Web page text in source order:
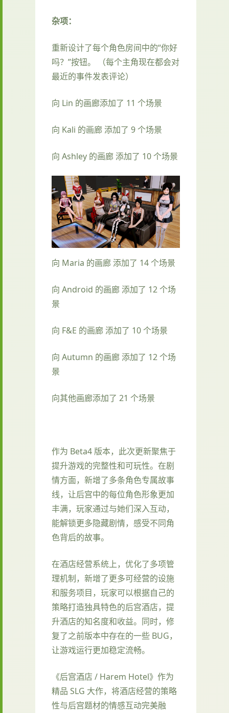
杂项：
重新设计了每个角色房间中的“你好
吗？”按钮。 （每个主角现在都会对
最近的事件发表评论）
向 Lin 的画廊添加了 11 个场景
向 Kali 的画廊 添加了 9 个场景
向 Ashley 的画廊 添加了 10 个场景
向 Maria 的画廊 添加了 14 个场景
向 Android 的画廊 添加了 12 个场
景
向 F&E 的画廊 添加了 10 个场景
向 Autumn 的画廊 添加了 12 个场
景
向其他画廊添加了 21 个场景
作为 Beta4 版本，此次更新聚焦于
提升游戏的完整性和可玩性。在剧
情方面，新增了多条角色专属故事
线，让后宫中的每位角色形象更加
丰满，玩家通过与她们深入互动，
能解锁更多隐藏剧情，感受不同角
色背后的故事。
在酒店经营系统上，优化了多项管
理机制，新增了更多可经营的设施
和服务项目，玩家可以根据自己的
策略打造独具特色的后宫酒店，提
升酒店的知名度和收益。同时，修
复了之前版本中存在的一些 BUG，
让游戏运行更加稳定流畅。
《后宫酒店 / Harem Hotel》作为
精品 SLG 大作，将酒店经营的策略
性与后宫题材的情感互动完美融